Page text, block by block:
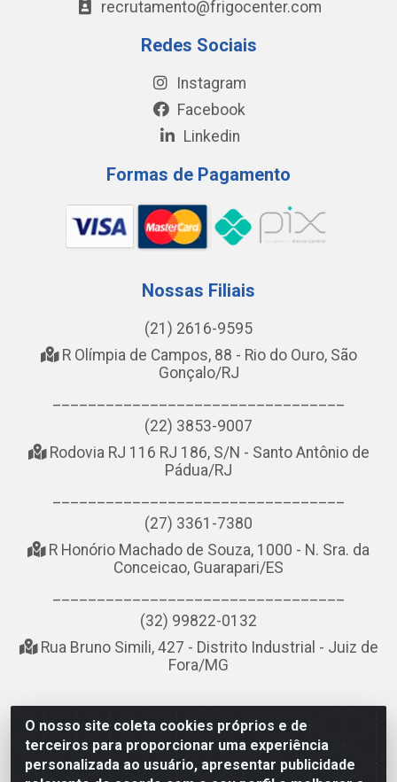
O nosso site coleta cookies próprios e de
terceiros para proporcionar uma experiência
personalizada ao usuário, apresentar publicidade
recrutamento@frigocenter.com
Redes Sociais
Instagram
Facebook
Linkedin
Formas de Pagamento
Nossas Filiais
(21) 2616-9595
R Olímpia de Campos, 88 - Rio do Ouro, São
Gonçalo/RJ
(22) 3853-9007
Rodovia RJ 116 RJ 186, S/N - Santo Antônio de
Pádua/RJ
(27) 3361-7380
R Honório Machado de Souza, 1000 - N. Sra. da
Conceicao, Guarapari/ES
(32) 99822-0132
Rua Bruno Simili, 427 - Distrito Industrial - Juiz de
Fora/MG
NOBREDO COMÉRCIO E LOGÍSTICA LTDA - AV DA ABDIAS
JOSÉ DOS SANTOS, LADO ÍMPAR 8921 - RIO DO OURO, SÃO
GONÇALO/RJ - CEP 24.756-151 - CNPJ 21.074.121/0001-58